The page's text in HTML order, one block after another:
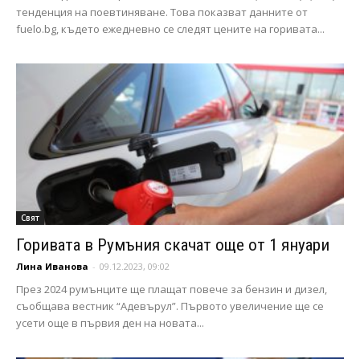
тенденция на поевтиняване. Това показват данните от
fuelo.bg, където ежедневно се следят цените на горивата...
Свят
Горивата в Румъния скачат още от 1 януари
Лина Иванова - 09.12.2023, 09:02
През 2024 румънците ще плащат повече за бензин и дизел,
съобщава вестник “Адевърул”. Първото увеличение ще се
усети още в първия ден на новата...